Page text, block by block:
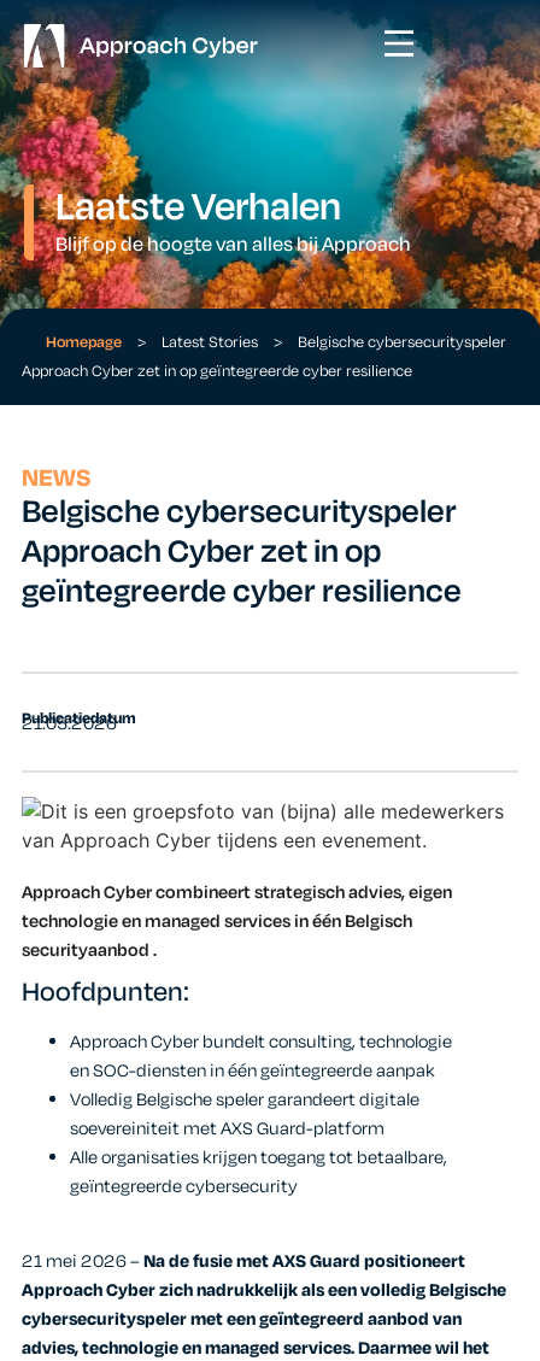
Laatste Verhalen
Blijf op de hoogte van alles bij Approach
Homepage > Latest Stories >
Belgische cybersecurityspeler
Approach Cyber zet in op geïntegreerde cyber resilience
NEWS
Belgische cybersecurityspeler
Approach Cyber zet in op
geïntegreerde cyber resilience
Publicatiedatum
21.05.2026
Approach Cyber combineert strategisch advies, eigen
technologie en managed services in één Belgisch
securityaanbod .
Hoofdpunten:
Approach Cyber bundelt consulting, technologie
en SOC-diensten in één geïntegreerde aanpak
Volledig Belgische speler garandeert digitale
soevereiniteit met AXS Guard-platform
Alle organisaties krijgen toegang tot betaalbare,
geïntegreerde cybersecurity
21 mei 2026–Na de fusie met AXS Guard positioneert
Approach Cyber zich nadrukkelijk als een volledig Belgische
cybersecurityspeler met een geïntegreerd aanbod van
advies, technologie en managed services. Daarmee wil het